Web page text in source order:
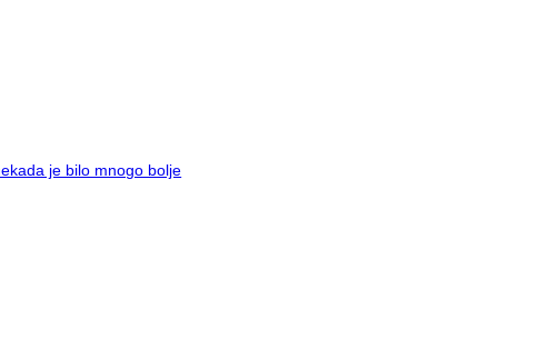
je bilo mnogo bolje